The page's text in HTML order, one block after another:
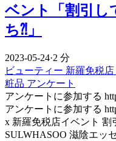
ベント「割引し
ち⁈」
2023-05-24·2 分
ビューティー 新羅免税店
粧品 アンケート
アンケートに参加する
アンケートに参加する
x 新羅免税店イベント 割
SULWHASOO 滋陰エッ